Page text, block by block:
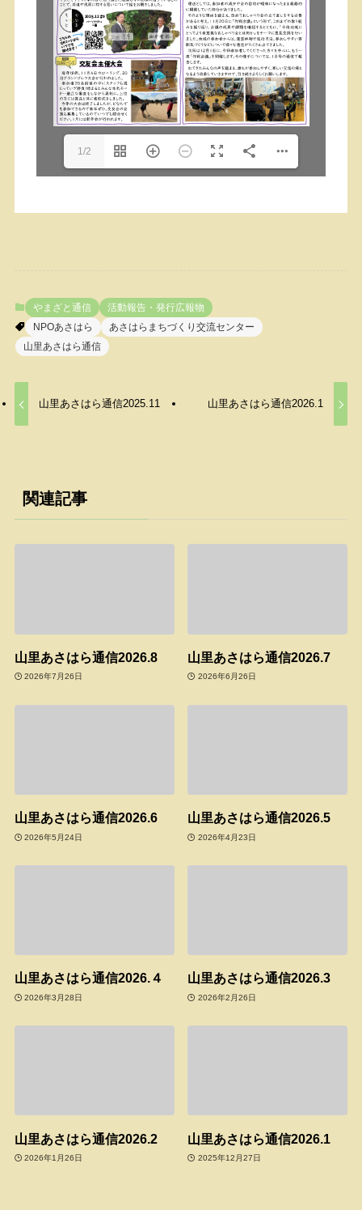
1/2
やまざと通信
活動報告・発行広報物
NPOあさはら
あさはらまちづくり交流センター
山里あさはら通信
山里あさはら通信2025.11 山里あさはら通信2026.1
関連記事
山里あさはら通信2026.8
2026年7月26日
山里あさはら通信2026.7
2026年6月26日
山里あさはら通信2026.6
2026年5月24日
山里あさはら通信2026.5
2026年4月23日
山里あさはら通信2026.４
2026年3月28日
山里あさはら通信2026.3
2026年2月26日
山里あさはら通信2026.2
2026年1月26日
山里あさはら通信2026.1
2025年12月27日